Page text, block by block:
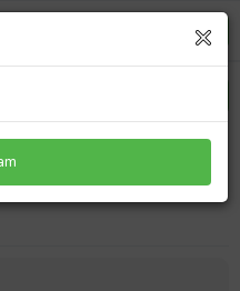
Tasarımlı Portre Doğal
Tablo 45x65cm-1